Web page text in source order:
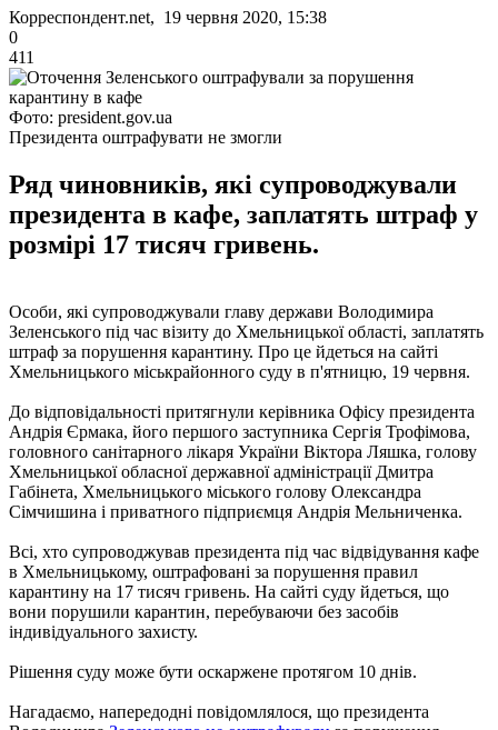
Корреспондент.net, 19 червня 2020, 15:38
0
411
Фото: president.gov.ua
Президента оштрафувати не змогли
Ряд чиновників, які супроводжували
президента в кафе, заплатять штраф у
розмірі 17 тисяч гривень.
Особи, які супроводжували главу держави Володимира
Зеленського під час візиту до Хмельницької області, заплатять
штраф за порушення карантину. Про це йдеться на сайті
Хмельницького міськрайонного суду в п'ятницю, 19 червня.
До відповідальності притягнули керівника Офісу президента
Андрія Єрмака, його першого заступника Сергія Трофімова,
головного санітарного лікаря України Віктора Ляшка, голову
Хмельницької обласної державної адміністрації Дмитра
Габінета, Хмельницького міського голову Олександра
Сімчишина і приватного підприємця Андрія Мельниченка.
Всі, хто супроводжував президента під час відвідування кафе
в Хмельницькому, оштрафовані за порушення правил
карантину на 17 тисяч гривень. На сайті суду йдеться, що
вони порушили карантин, перебуваючи без засобів
індивідуального захисту.
Рішення суду може бути оскаржене протягом 10 днів.
Нагадаємо, напередодні повідомлялося, що президента